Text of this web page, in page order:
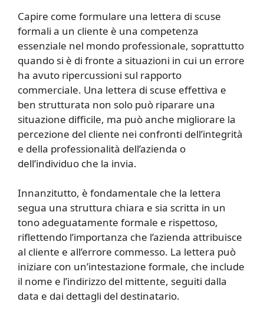
Capire come formulare una lettera di scuse
formali a un cliente è una competenza
essenziale nel mondo professionale, soprattutto
quando si è di fronte a situazioni in cui un errore
ha avuto ripercussioni sul rapporto
commerciale. Una lettera di scuse effettiva e
ben strutturata non solo può riparare una
situazione difficile, ma può anche migliorare la
percezione del cliente nei confronti dell’integrità
e della professionalità dell’azienda o
dell’individuo che la invia.
Innanzitutto, è fondamentale che la lettera
segua una struttura chiara e sia scritta in un
tono adeguatamente formale e rispettoso,
riflettendo l’importanza che l’azienda attribuisce
al cliente e all’errore commesso. La lettera può
iniziare con un’intestazione formale, che include
il nome e l’indirizzo del mittente, seguiti dalla
data e dai dettagli del destinatario.